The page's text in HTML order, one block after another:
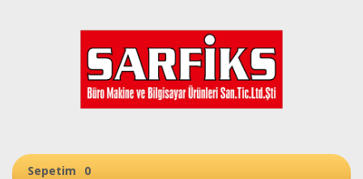
Sepetim 0